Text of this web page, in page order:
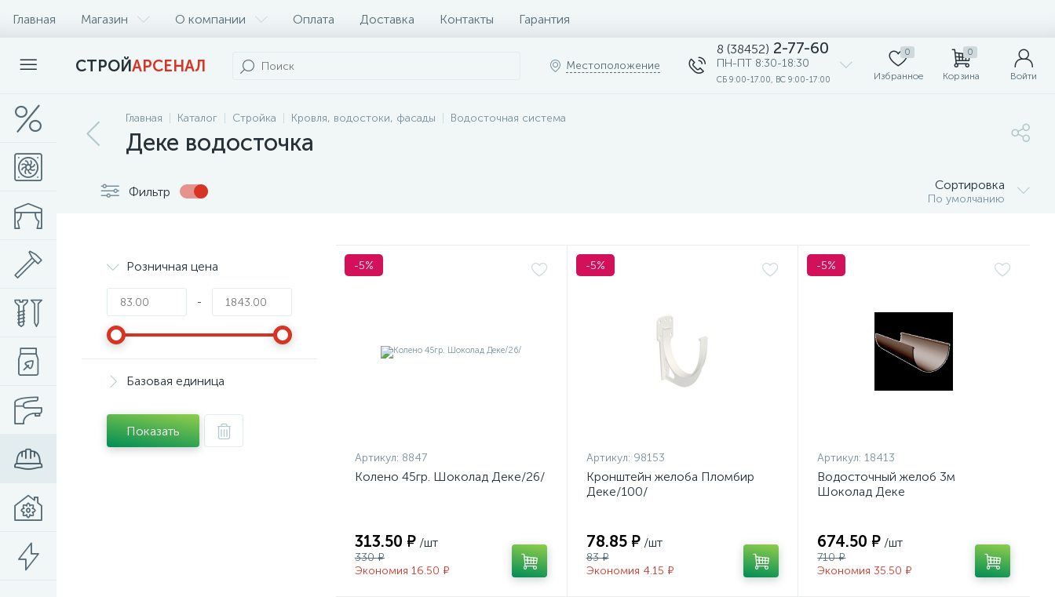
Главная Магазин О компании Оплата Доставка Контакты Гарантия
СТРОЙАРСЕНАЛ Местоположение
8 (38452) 2-77-60
ПН-ПТ 8:30-18:30
СБ 9:00-17.00, ВС 9:00-17:00
0
Избранное
0
Корзина Войти
Главная Каталог Стройка Кровля, водостоки, фасады Водосточная система
Деке водосточка
Фильтр Сортировка
По умолчанию
Розничная цена
-
Базовая единица
Показать
-5%
Артикул: 8847
Колено 45гр. Шоколад Деке/26/
313.50 ₽ /шт
330 ₽
Экономия 16.50 ₽
-5%
Артикул: 98153
Кронштейн желоба Пломбир
Деке/100/
78.85 ₽ /шт
83 ₽
Экономия 4.15 ₽
-5%
Артикул: 18413
Водосточный желоб 3м
Шоколад Деке
674.50 ₽ /шт
710 ₽
Экономия 35.50 ₽